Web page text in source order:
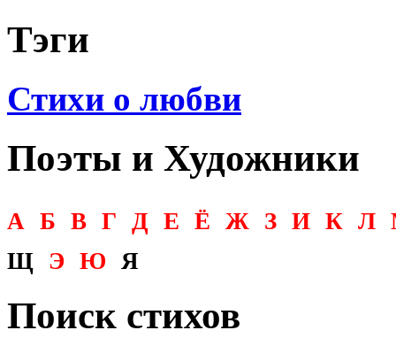
Тэги
Стихи о любви
Поэты и Художники
А Б В Г Д Е Ё Ж З И К Л
Щ
Э Ю Я
Поиск стихов